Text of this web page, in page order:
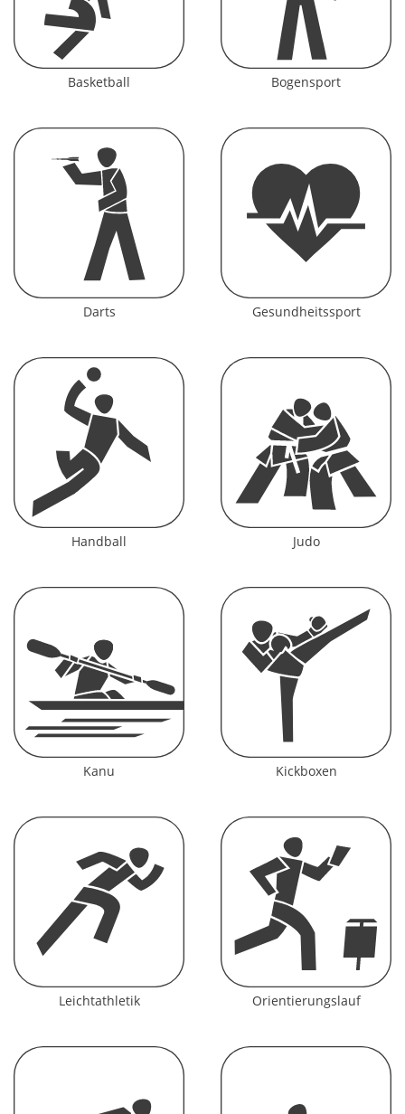
Basketball Bogensport
Darts Gesundheitssport
Handball Judo
Kanu Kickboxen
Leichtathletik Orientierungslauf